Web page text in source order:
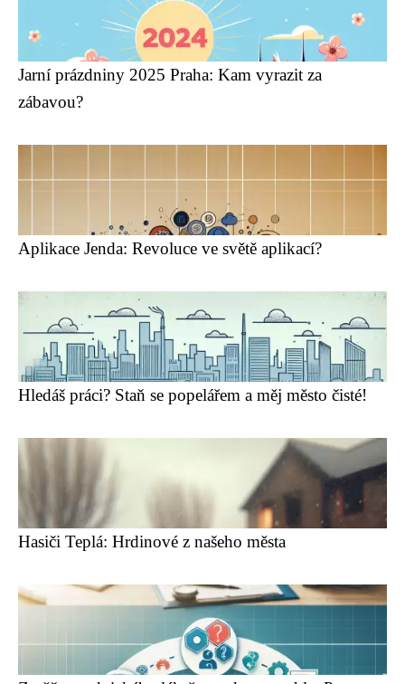
Jarní prázdniny 2025 Praha: Kam vyrazit za
zábavou?
Aplikace Jenda: Revoluce ve světě aplikací?
Hledáš práci? Staň se popelářem a měj město čisté!
Hasiči Teplá: Hrdinové z našeho města